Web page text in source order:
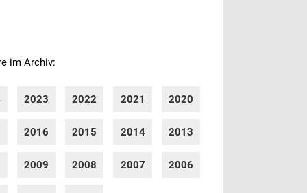
im Archiv:
2023 2022 2021 2020
2016 2015 2014 2013
2009 2008 2007 2006